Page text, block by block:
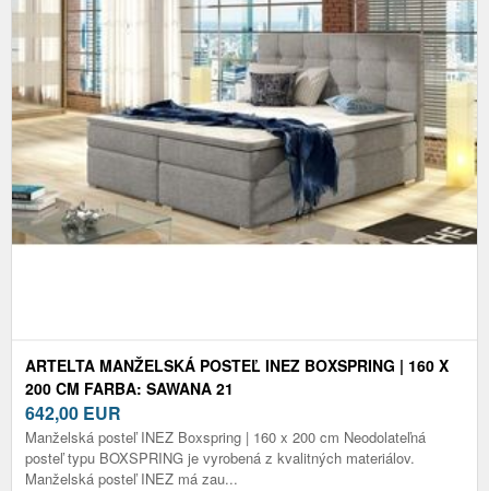
ARTELTA MANŽELSKÁ POSTEĽ INEZ BOXSPRING | 160 X
200 CM FARBA: SAWANA 21
642,00 EUR
Manželská posteľ INEZ Boxspring | 160 x 200 cm Neodolateľná
posteľ typu BOXSPRING je vyrobená z kvalitných materiálov.
Manželská posteľ INEZ má zau...